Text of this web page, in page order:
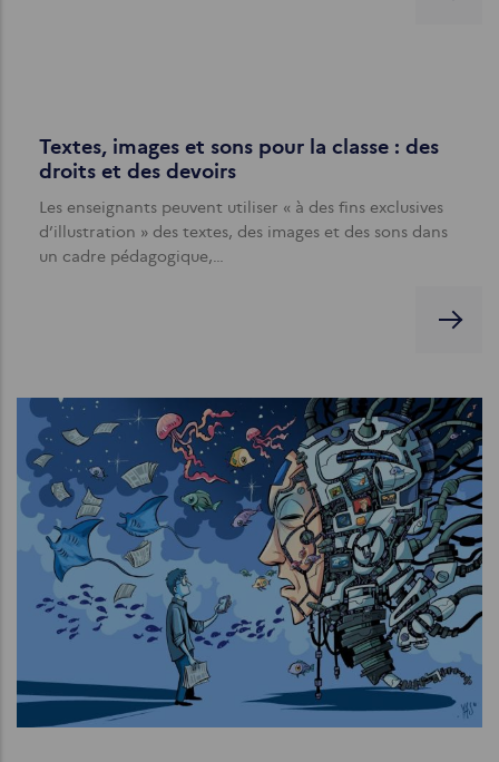
Textes, images et sons pour la classe : des
droits et des devoirs
Les enseignants peuvent utiliser « à des fins exclusives
d’illustration » des textes, des images et des sons dans
un cadre pédagogique,…